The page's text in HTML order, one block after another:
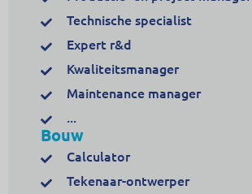
Technische specialist
Expert r&d
Kwaliteitsmanager
Maintenance manager
...
Bouw
Calculator
Tekenaar-ontwerper